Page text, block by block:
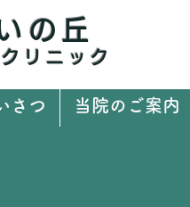
の丘
リニック
さつ 当院のご案内